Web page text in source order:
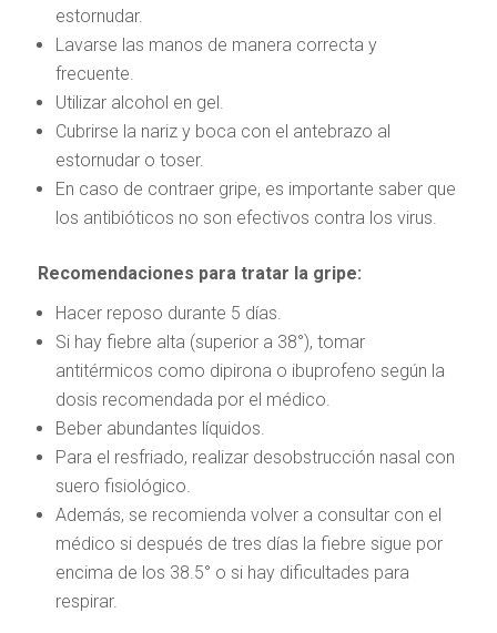
estornudar.
Lavarse las manos de manera correcta y
frecuente.
Utilizar alcohol en gel.
Cubrirse la nariz y boca con el antebrazo al
estornudar o toser.
En caso de contraer gripe, es importante saber que
los antibióticos no son efectivos contra los virus.
Recomendaciones para tratar la gripe:
Hacer reposo durante 5 días.
Si hay fiebre alta (superior a 38°), tomar
antitérmicos como dipirona o ibuprofeno según la
dosis recomendada por el médico.
Beber abundantes líquidos.
Para el resfriado, realizar desobstrucción nasal con
suero fisiológico.
Además, se recomienda volver a consultar con el
médico si después de tres días la fiebre sigue por
encima de los 38.5° o si hay dificultades para
respirar.